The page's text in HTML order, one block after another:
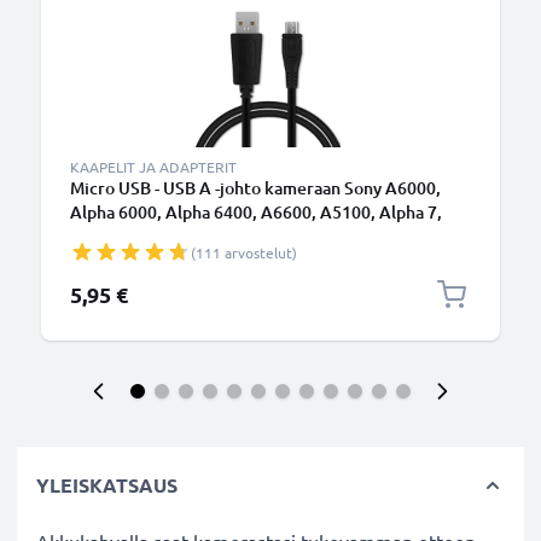
KAAPELIT JA ADAPTERIT
Micro USB - USB A -johto kameraan Sony A6000,
Alpha 6000, Alpha 6400, A6600, A5100, Alpha 7,
nopea 1A, PVC-kamerajohto Sony VMC-MD4,
tuotemerkiltä CELLONIC
(111 arvostelut)
5,95 €
YLEISKATSAUS